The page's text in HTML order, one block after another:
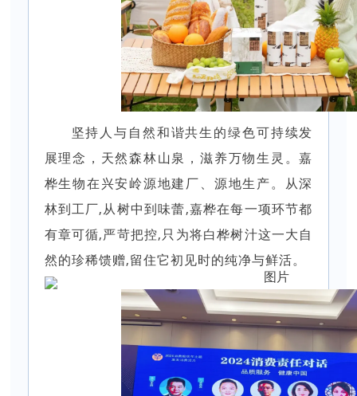
坚持人与自然和谐共生的绿色可持续发
展理念，天然森林山泉，滋养万物生灵。嘉
桦生物在兴安岭源地建厂、源地生产。从深
林到工厂,从树中到味蕾,嘉桦在每一项环节都
有章可循,严苛把控,只为将白桦树汁这一大自
然的珍稀馈赠,留住它初见时的纯净与鲜活。